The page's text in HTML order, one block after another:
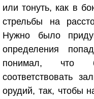
или тонуть, как в
стрельбы на
Нужно было
определения
понимал, что
соответствовать
орудий, так, чтобы